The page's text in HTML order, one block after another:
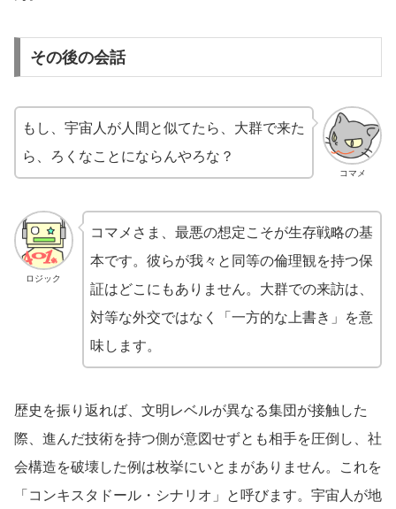
その後の会話
コマメ
もし、宇宙人が人間と似てたら、大群で来た
ら、ろくなことにならんやろな？
ロジック
コマメさま、最悪の想定こそが生存戦略の基
本です。彼らが我々と同等の倫理観を持つ保
証はどこにもありません。大群での来訪は、
対等な外交ではなく「一方的な上書き」を意
味します。
歴史を振り返れば、文明レベルが異なる集団が接触した
際、進んだ技術を持つ側が意図せずとも相手を圧倒し、社
会構造を破壊した例は枚挙にいとまがありません。これを
「コンキスタドール・シナリオ」と呼びます。宇宙人が地